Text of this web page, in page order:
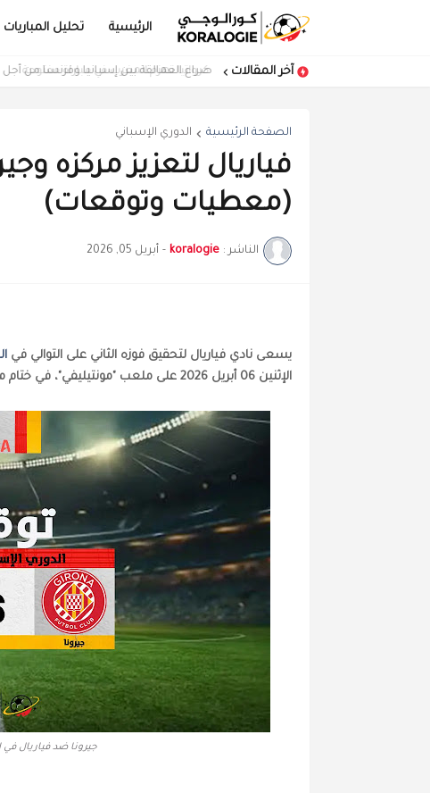
الرئيسية تحليل المباريات
آخر المقالات صراع العمالقة بين إسبانيا وفرنسا من
كرواتيا تهزم المغرب في مباراة مفتوحة
الصفحة الرئيسية الدوري الإسباني
فياريال لتعزيز مركزه
(معطيات وتوقعات)
الناشر : koralogie
- أبريل 05, 2026
يسعىناديفياريال لتحقيق فوزه الثاني على التوالي في
الإثنين 06 أبريل 2026 على ملعب "مونتيليفي"، في ختام مباريات الجولة 30.
جيرونا ضد فياريال في الجولة 30 من